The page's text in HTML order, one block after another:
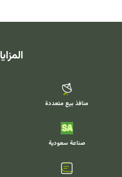
المزايا
منافذ بيع متعددة
صناعة سعودية